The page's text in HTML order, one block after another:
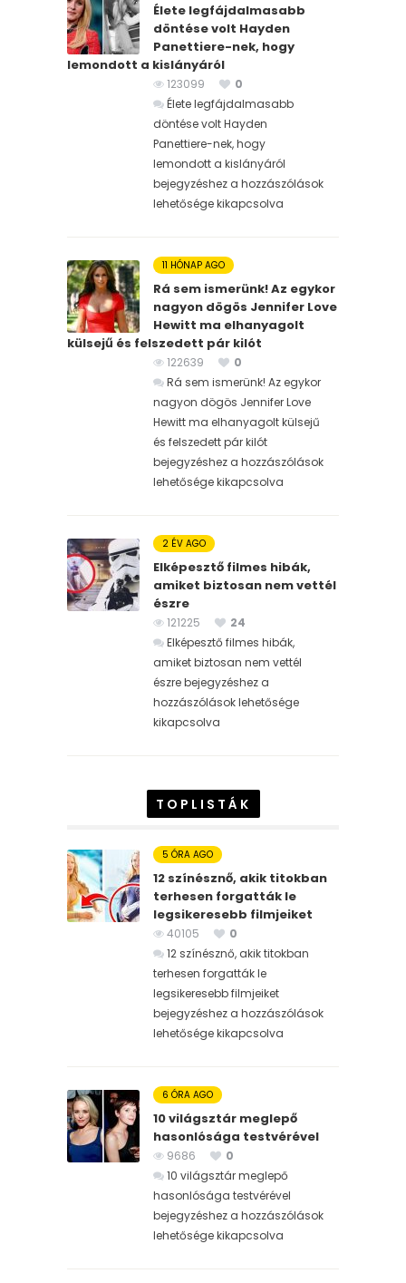
Élete legfájdalmasabb
döntése volt Hayden
Panettiere-nek, hogy
lemondott a kislányáról
123099
0
Élete legfájdalmasabb
döntése volt Hayden
Panettiere-nek, hogy
lemondott a kislányáról
bejegyzéshez a hozzászólások
lehetősége kikapcsolva
11 HÓNAP AGO
Rá sem ismerünk! Az egykor
nagyon dögös Jennifer Love
Hewitt ma elhanyagolt
külsejű és felszedett pár kilót
122639
0
Rá sem ismerünk! Az egykor
nagyon dögös Jennifer Love
Hewitt ma elhanyagolt külsejű
és felszedett pár kilót
bejegyzéshez a hozzászólások
lehetősége kikapcsolva
2 ÉV AGO
Elképesztő filmes hibák,
amiket biztosan nem vettél
észre
121225
24
Elképesztő filmes hibák,
amiket biztosan nem vettél
észre bejegyzéshez a
hozzászólások lehetősége
kikapcsolva
TOPLISTÁK
5 ÓRA AGO
12 színésznő, akik titokban
terhesen forgatták le
legsikeresebb filmjeiket
40105
0
12 színésznő, akik titokban
terhesen forgatták le
legsikeresebb filmjeiket
bejegyzéshez a hozzászólások
lehetősége kikapcsolva
6 ÓRA AGO
10 világsztár meglepő
hasonlósága testvérével
9686
0
10 világsztár meglepő
hasonlósága testvérével
bejegyzéshez a hozzászólások
lehetősége kikapcsolva